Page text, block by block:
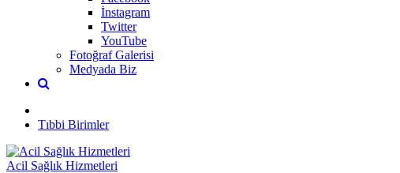
İnstagram
Twitter
YouTube
Fotoğraf Galerisi
Medyada Biz
Tıbbi Birimler
Acil Sağlık Hizmetleri